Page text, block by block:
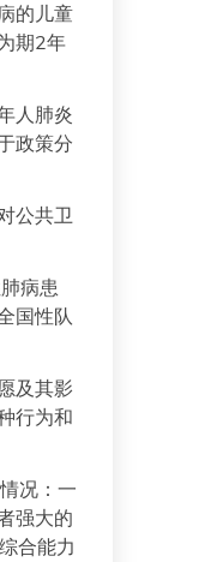
的儿童
期2年
人肺炎
政策分
公共卫
病患
国性队
及其影
行为和
况：一
强大的
合能力